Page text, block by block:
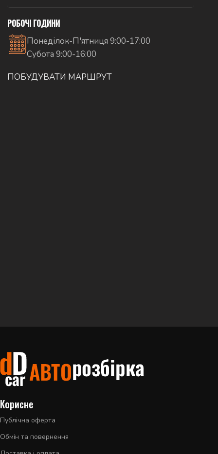
РОБОЧІ ГОДИНИ
Понеділок-П'ятниця 9:00-17:00
Субота 9:00-16:00
ПОБУДУВАТИ МАРШРУТ
Корисне
Публічна оферта
Обмін та повернення